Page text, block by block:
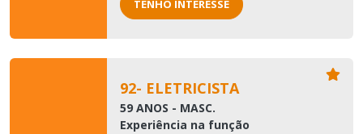
TENHO INTERESSE
92- ELETRICISTA
59 ANOS - MASC.
Experiência na função